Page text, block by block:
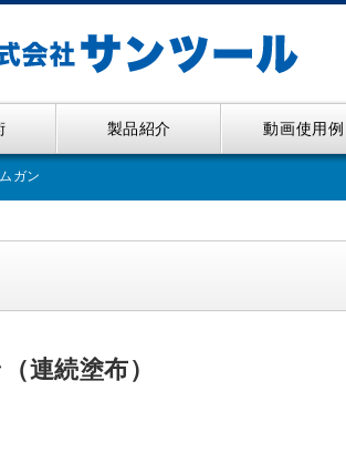
製品紹介 動画使用例
ガン
連続塗布）